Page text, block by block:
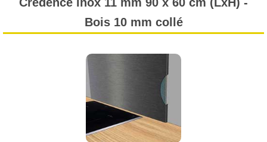
Bois 10 mm collé